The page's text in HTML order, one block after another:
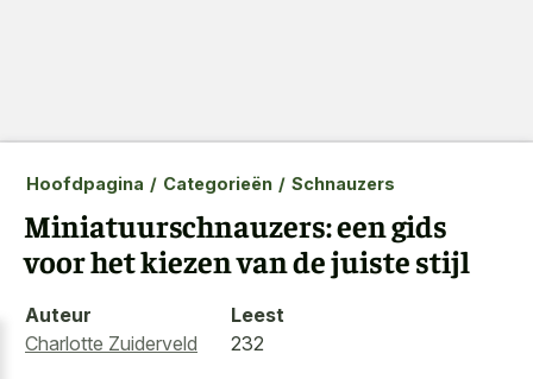
Hoofdpagina / Categorieën / Schnauzers
Miniatuurschnauzers: een gids
voor het kiezen van de juiste stijl
Auteur
Charlotte Zuiderveld
Leest
232